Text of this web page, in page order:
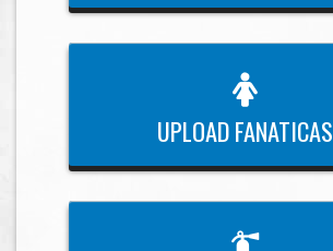
UPLOAD FANATICAS